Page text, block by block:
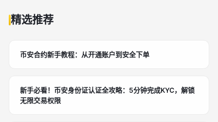
精选推荐
币安合约新手教程：从开通账户到安全下单
新手必看！币安身份证认证全攻略：5分钟完成KYC，解锁
无限交易权限